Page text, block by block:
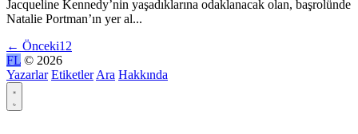
Jacqueline Kennedy’nin yaşadıklarına odaklanacak olan, başrolünde
Natalie Portman’ın yer al...
← Önceki1 2
FL © 2026
Yazarlar Etiketler Ara Hakkında